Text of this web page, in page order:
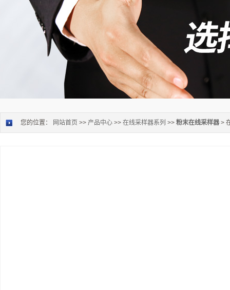
您的位置： 网站首页 >> 产品中心 >> 在线采样器系列 >> 粉末在线采样器 >